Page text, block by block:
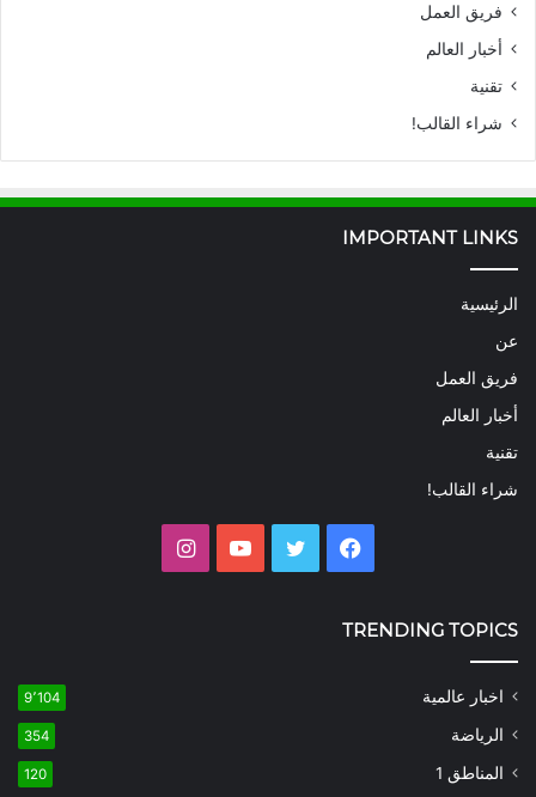
فريق العمل
أخبار العالم
تقنية
شراء القالب!
IMPORTANT LINKS
الرئيسية
عن
فريق العمل
أخبار العالم
تقنية
شراء القالب!
فيسبوك تويتر يوتيوب
TRENDING TOPICS
اخبار عالمية 9٬104
الرياضة 354
المناطق 1 120